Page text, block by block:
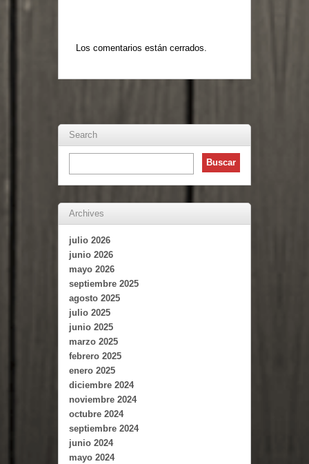
Los comentarios están cerrados.
Search
Archives
julio 2026
junio 2026
mayo 2026
septiembre 2025
agosto 2025
julio 2025
junio 2025
marzo 2025
febrero 2025
enero 2025
diciembre 2024
noviembre 2024
octubre 2024
septiembre 2024
junio 2024
mayo 2024